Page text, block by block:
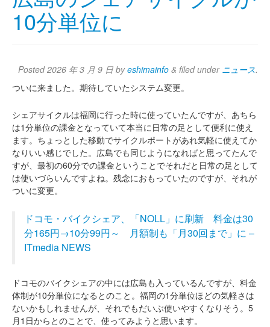
10分単位に
Posted2026 年 3 月 9 日 byeshimainfo & filed under ニュース.
ついに来ました。期待していたシステム変更。
シェアサイクルは福岡に行った時に使っていたんですが、あちら
は1分単位の課金となっていて本当に日常の足として便利に使え
ます。ちょっとした移動でサイクルポートがあれ気軽に使えてか
なりいい感じでした。広島でも同じようになればと思ってたんで
すが、最初の60分での課金ということでそれだと日常の足として
は使いづらいんですよね。残念におもっていたのですが、それが
ついに変更。
ドコモ・バイクシェア、「NOLL」に刷新 料金は30
分165円→10分99円～ 月額制も「月30回まで」に –
ITmedia NEWS
ドコモのバイクシェアの中には広島も入っているんですが、料金
体制が10分単位になるとのこと。福岡の1分単位ほどの気軽さは
ないかもしれませんが、それでもだいぶ使いやすくなりそう。5
月1日からとのことで、使ってみようと思います。